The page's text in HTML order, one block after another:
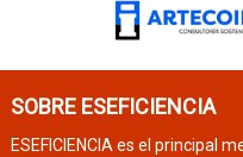
SOBRE ESEFICIENCIA
ESEFICIENCIA es el principal